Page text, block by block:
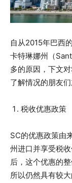
自从2015年巴西
卡特琳娜州（
多的原因，下文
了解情况的朋友们
税收优惠政策
SC的优惠政策由
州进口并享受税
后，这个优惠的
所以仍然具有较